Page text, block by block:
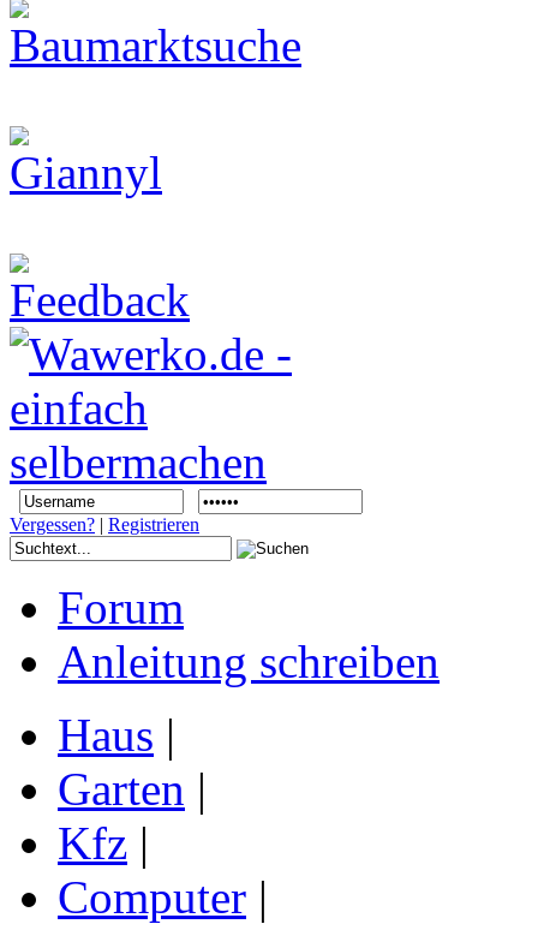
Vergessen? | Registrieren
Forum
Anleitung schreiben
Haus |
Garten |
Kfz |
Computer |